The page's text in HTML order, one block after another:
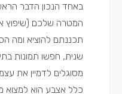
באחד הנכון הדבר
המטרה שלכם (שיפוץ
תכננתם להוציא ומה
שנית, חפשו תמונות
מסוגלים לדמיין את
כלל אצבע הוא למצוא